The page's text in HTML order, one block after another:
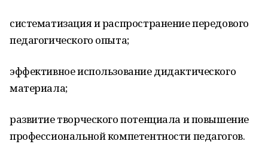
систематизация и распространение передового
педагогического опыта;
эффективное использование дидактического
материала;
развитие творческого потенциала и повышение
профессиональной компетентности педагогов.